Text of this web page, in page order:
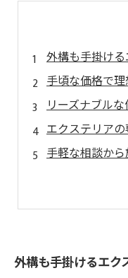
外構も手掛け
手頃な価格で
リーズナブル
エクステリア
手軽な相談か
外構も手掛けるエク